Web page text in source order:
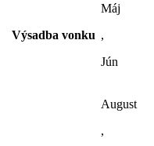
Výsadba vonku
Máj
,
Jún
August
,